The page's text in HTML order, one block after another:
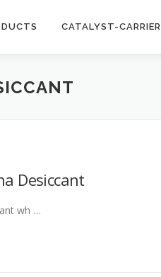
CATALYST-CARRIER
Desiccant
wh …